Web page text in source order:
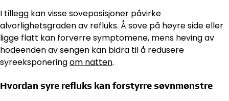
I tillegg kan visse soveposisjoner påvirke
alvorlighetsgraden av refluks. Å sove på høyre side eller
ligge flatt kan forverre symptomene, mens heving av
hodeenden av sengen kan bidra til å redusere
syreeksponeringom natten.
Hvordan syre refluks kan forstyrre søvnmønstre